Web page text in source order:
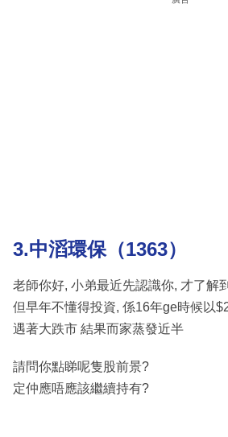
3.中滔環保（1363）
老師你好, 小弟最近先認識你, 才了解
但早年不懂得投資, 係16年ge時候以
遇著大跌市 結果而家蒸發近半
請問你點睇呢隻股前景?
定仲應唔應該繼續持有?